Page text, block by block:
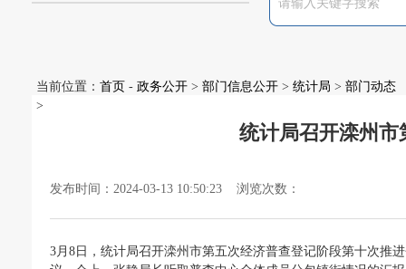
当前位置： 首页 - 政务公开 > 部门信息公开 > 统计局 > 部门动态
>
统计局召开滦州
发布时间：2024-03-13 10:50:23 浏览次数：
3月8日，统计局召开滦州市第五次经济普查登记阶段第十次推